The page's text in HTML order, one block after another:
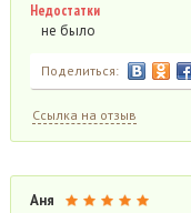
Недостатки
не было
Поделиться:
Ссылка на отзыв
Аня